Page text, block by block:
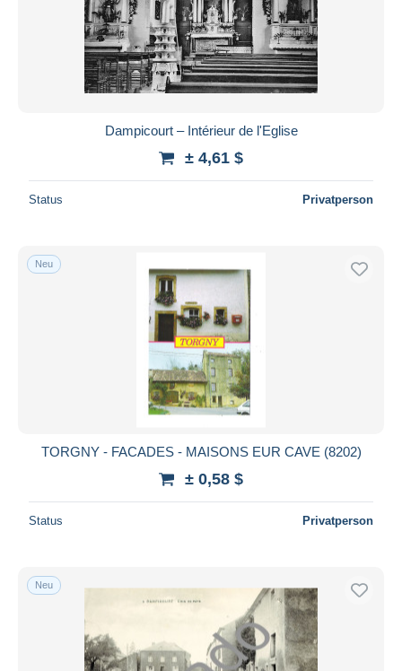
Dampicourt – Intérieur de l'Eglise
± 4,61 $
Status Privatperson
Neu
TORGNY - FACADES - MAISONS EUR CAVE (8202)
± 0,58 $
Status Privatperson
Neu